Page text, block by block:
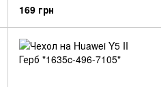
169 грн